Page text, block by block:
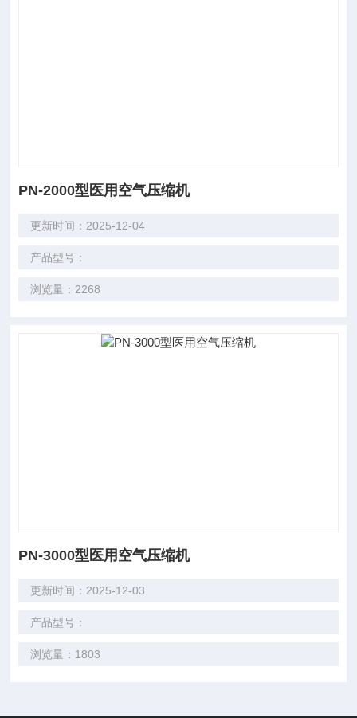
PN-2000型医用空气压缩机
更新时间：2025-12-04
产品型号：
浏览量：2268
PN-3000型医用空气压缩机
更新时间：2025-12-03
产品型号：
浏览量：1803